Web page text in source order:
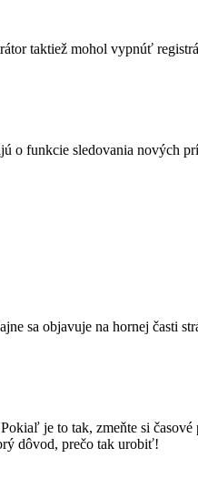
taktiež mohol vypnúť
o funkcie sledovania nových
sa objavuje na hornej časti
je to tak, zmeňte si
dôvod, prečo tak urobiť!